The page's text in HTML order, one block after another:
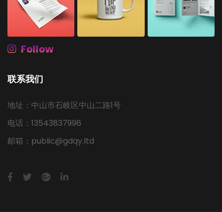
Follow
联系我们
地址：中山市石岐区中山二路1号
电话：13543837996
邮箱：public@gdqy.ltd